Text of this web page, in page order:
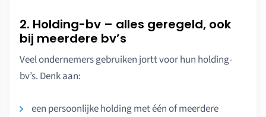
2. Holding-bv – alles geregeld, ook
bij meerdere bv’s
Veel ondernemers gebruiken jortt voor hun holding-
bv’s. Denk aan:
een persoonlijke holding met één of meerdere